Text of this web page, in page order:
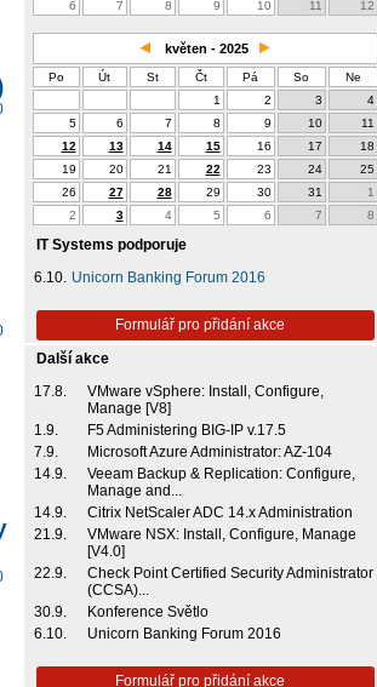
6
7 8 9 10 11 12
květen - 2025
Po Út St Čt Pá So
Ne
1
2 3
4
5
6 7 8 9 10
11
12
13 14 15 16 17
18
19
20 21 22 23 24
25
26
27 28 29 30 31
1
2
3 4 5 6 7 8
IT Systems podporuje
6.10. Unicorn Banking Forum 2016
Formulář pro přidání akce
Další akce
17.8.
VMware vSphere: Install, Configure,
Manage [V8]
1.9.
F5 Administering BIG-IP v.17.5
7.9.
Microsoft Azure Administrator: AZ-104
14.9.
Veeam Backup & Replication: Configure,
Manage and...
14.9.
Citrix NetScaler ADC 14.x Administration
21.9.
VMware NSX: Install, Configure, Manage
[V4.0]
22.9.
Check Point Certified Security Administrator
(CCSA)...
30.9.
Konference Světlo
6.10.
Unicorn Banking Forum 2016
Formulář pro přidání akce